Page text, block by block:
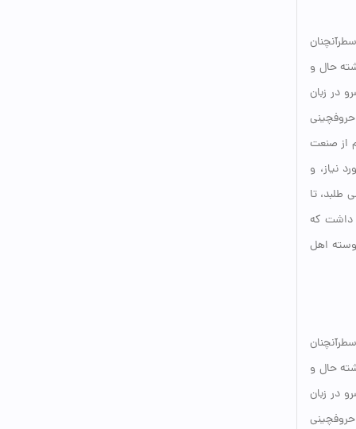
حال و
در زبان
از صنعت
نیاز، و
طلبد، تا
داشت که
اهل
حال و
در زبان